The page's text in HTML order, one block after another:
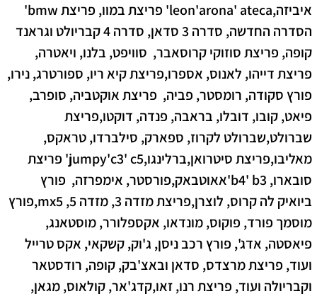
איביזה,leon'arona' ateca' פריצת במוו, פריצת bmw'
הסדרה החדשה, סדרה 3 סדאן, סדרה 4 קבריולט וגראנד
קופה, פריצת סוזוקי קרוסאבר, סוויפט, בלנו, ויאטרה,
פריצת דייהו, לאנוס, אספרו,פריצת קיאריו, ספורטרג, נירו,
פורץ סקודה, רומסטר, פביה, פריצת אוקטביה, סופרב,
פיאט, קובו, דובלו, בראבה, פנדה, דוקטו,פריצת
שברולט,שברולט לקרוז, ספארק, סילברדו, טראקס,
מאליבו,פריצת סיטרואן,ברלינגו,jumpy'c3' c5'
פריצת
סובארו, b4' b3'אאוטבאק,פורסטר, אימפרזה, פורץ
ביואיק לה קרוס, לוצרן,פריצת מזדה 3, מזדה 5, mx5,
פורץ
מוסמך פורד, פוקוס, מונדאו, אקספלורר, מוסטאנג,
פיאסטה, אדג', פורץ רכב ניסן, ג'וק, קשקאי, אקס טרייל
ועוד, פריצת מרצדס, סדאן ובאצ'בק, קופה, רודסטאר
וקבריולה ועוד, פריצת רנו, זאו,קדג'אר, קולאוס, מגאן,